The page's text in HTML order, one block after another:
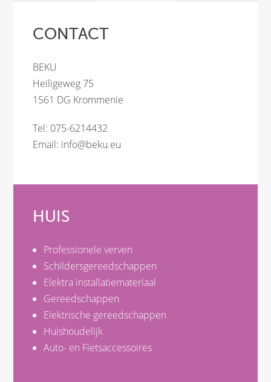
CONTACT
BEKU
Heiligeweg 75
1561 DG Krommenie
Tel: 075-6214432
Email: info@beku.eu
HUIS
Professionele verven
Schildersgereedschappen
Elektra installatiemateriaal
Gereedschappen
Elektrische gereedschappen
Huishoudelijk
Auto- en Fietsaccessoires